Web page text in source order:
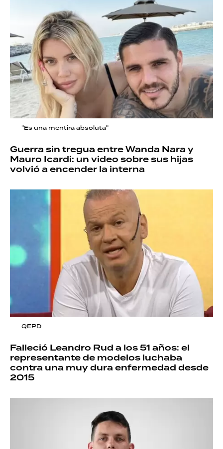
"Es una mentira absoluta"
Guerra sin tregua entre Wanda Nara y
Mauro Icardi: un video sobre sus hijas
volvió a encender la interna
QEPD
Falleció Leandro Rud a los 51 años: el
representante de modelos luchaba
contra una muy dura enfermedad desde
2015